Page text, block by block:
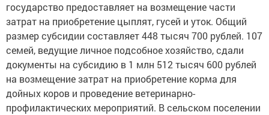
государство предоставляет на возмещение части
затрат на приобретение цыплят, гусей и уток. Общий
размер субсидии составляет 448 тысяч 700 рублей. 107
семей, ведущие личное подсобное хозяйство, сдали
документы на субсидию в 1 млн 512 тысяч 600 рублей
на возмещение затрат на приобретение корма для
дойных коров и проведение ветеринарно-
профилактических мероприятий. В сельском поселении